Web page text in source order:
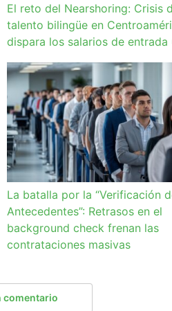
El reto del Nearshoring: Crisis
talento bilingüe en
dispara los salarios de entrada
La batalla por la “Verificación
Antecedentes”: Retrasos en el
background check frenan las
contrataciones masivas
comentario